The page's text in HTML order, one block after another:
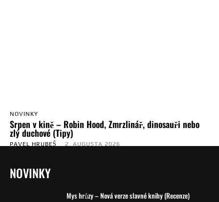
NOVINKY
Srpen v kině – Robin Hood, Zmrzlinář, dinosauři nebo
zlý duchové (Tipy)
PAVEL HRUBEŠ - 2. AUGUSTA 2026
NOVINKY
Mys hrůzy – Nová verze slavné knihy (Recenze)